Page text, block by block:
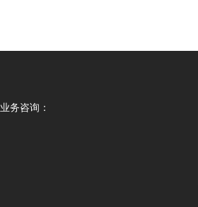
业务咨询：